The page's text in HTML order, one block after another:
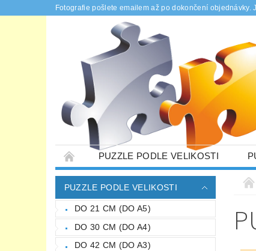
Fotografie pošlete emailem až po dokončení
PUZZLE PODLE VELIKOSTI
PUZZLE NA MÍRU DÁRKOVÉ
PODMÍNKY OCHRANY OSOBNÍCH ÚDAJŮ
PUZZLE PODLE VELIKOSTI
DO 21 CM (DO A5)
DO 30 CM (DO A4)
DO 42 CM (DO A3)